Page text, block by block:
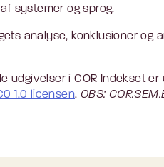
systemer og sprog.
analyse, konklusioner og
udgivelser i COR Indekset
1.0 licensen. OBS: